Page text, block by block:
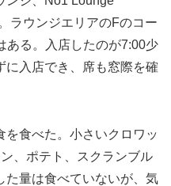
ラウンジエリアのFのコー
ある。入店したのが7:00少
に入店でき、席も窓際を確
を食べた。小さいクロワッ
、ポテト、スクランブル
た量は食べていないが、気